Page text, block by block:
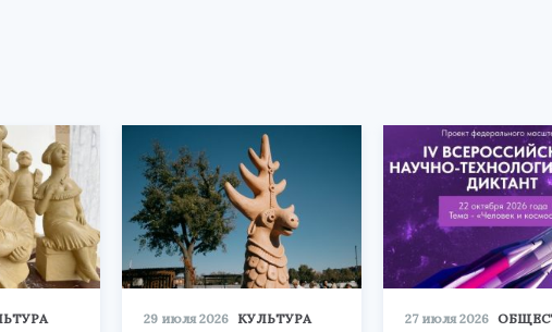
29 июля 2026 КУЛЬТУРА 27 июля 2026